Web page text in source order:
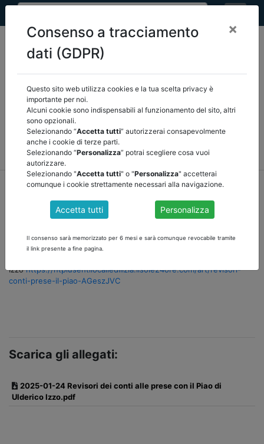
Seleziona una categoria:
COMUNICAZIONI
RASSEGNA STAMPA VEDI TUTTE
home notizie articoli ancrel/torna indietro
di Ulderico Izzo
Izzohttps://ntplusentilocaliedilizia.ilsole24ore.com/art/revisori-
conti-prese-il-piao-AGeszJVC
Scarica gli allegati:
2025-01-24 Revisori dei conti alle prese con il Piao di
Ulderico Izzo.pdf
Consenso a tracciamento
dati (GDPR)
×
Questo sito web utilizza cookies e la tua scelta privacy è
importante per noi.
Alcuni cookie sono indispensabili al funzionamento del sito, altri
sono opzionali.
Selezionando “Accetta tutti” autorizzerai consapevolmente
anche i cookie di terze parti.
Selezionando “Personalizza” potrai scegliere cosa vuoi
autorizzare.
Selezionando "Accetta tutti" o "Personalizza" accetterai
comunque i cookie strettamente necessari alla navigazione.
Accetta tutti Personalizza
Il consenso sarà memorizzato per 6 mesi e sarà comunque revocabile tramite
il link presente a fine pagina.